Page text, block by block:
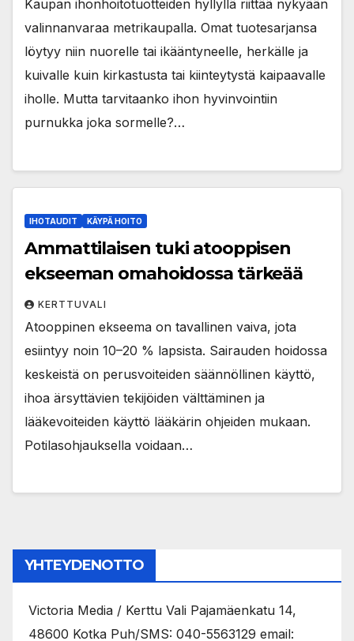
Kaupan ihonhoitotuotteiden hyllyllä riittää nykyään
valinnanvaraa metrikaupalla. Omat tuotesarjansa
löytyy niin nuorelle tai ikääntyneelle, herkälle ja
kuivalle kuin kirkastusta tai kiinteytystä kaipaavalle
iholle. Mutta tarvitaanko ihon hyvinvointiin
purnukka joka sormelle?…
IHOTAUDIT KÄYPÄ HOITO
Ammattilaisen tuki atooppisen
ekseeman omahoidossa tärkeää
KERTTUVALI
Atooppinen ekseema on tavallinen vaiva, jota
esiintyy noin 10–20 % lapsista. Sairauden hoidossa
keskeistä on perusvoiteiden säännöllinen käyttö,
ihoa ärsyttävien tekijöiden välttäminen ja
lääkevoiteiden käyttö lääkärin ohjeiden mukaan.
Potilasohjauksella voidaan…
YHTEYDENOTTO
Victoria Media / Kerttu Vali Pajamäenkatu 14,
48600 Kotka Puh/SMS: 040-5563129 email: